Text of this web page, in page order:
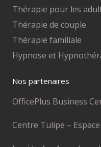
Thérapie pour les
Thérapie de couple
Thérapie familiale
Hypnose et
Nos partenaires
OfficePlus Business
Centre Tulipe –